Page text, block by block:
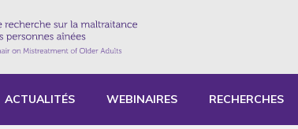
ACTUALITÉS WEBINAIRES RECHERCHES